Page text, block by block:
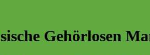
Gehörlosen